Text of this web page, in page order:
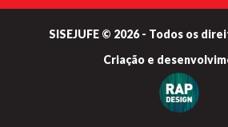
SISEJUFE © 2026 - Todos os
Criação e